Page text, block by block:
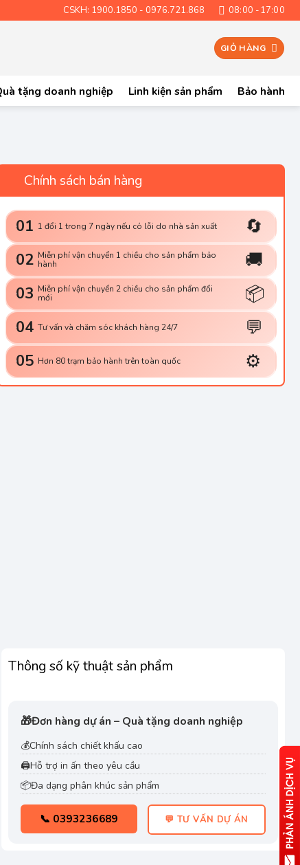
CSKH: 1900.1850 - 0976.721.868 08:00 -17:00
GIỎ HÀNG
tặng doanh nghiệp Linh kiện sản phẩm Bảo hành
Chính sách bán hàng
01 1 đổi 1 trong 7 ngày nếu có lỗi do nhà sản xuất 🔄
02 Miễn phí vận chuyển 1 chiều cho sản phẩm bảo
hành
🚚
03 Miễn phí vận chuyển 2 chiều cho sản phẩm đổi
mới
📦
04 Tư vấn và chăm sóc khách hàng 24/7 💬
05 Hơn 80 trạm bảo hành trên toàn quốc ⚙️
Thông số kỹ thuật sản phẩm
🎁Đơn hàng dự án – Quà tặng doanh nghiệp
💰Chính sách chiết khấu cao
🖨️Hỗ trợ in ấn theo yêu cầu
📦Đa dạng phân khúc sản phẩm
📞 0393236689 💬 TƯ VẤN DỰ ÁN